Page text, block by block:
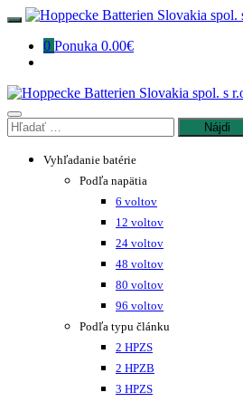
Preskočiť
obsah
0 Ponuka 0.00€
Hľadať:
Vyhľadanie batérie
Podľa napätia
6 voltov
12 voltov
24 voltov
48 voltov
80 voltov
96 voltov
Podľa typu článku
2 HPZS
2 HPZB
3 HPZS